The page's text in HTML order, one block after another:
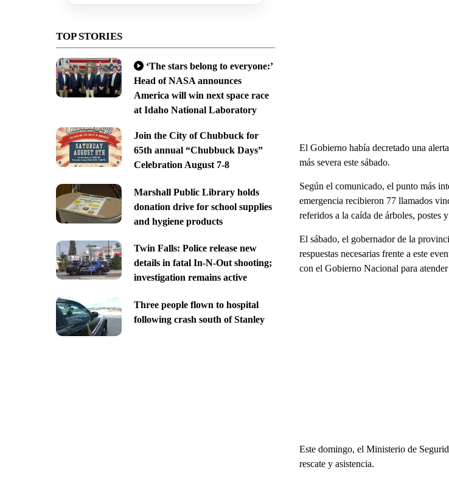
TOP STORIES
‘The stars belong to everyone:’
Head of NASA announces
America will win next space race
at Idaho National Laboratory
Join the City of Chubbuck for
65th annual “Chubbuck Days”
Celebration August 7-8
Marshall Public Library holds
donation drive for school supplies
and hygiene products
Twin Falls: Police release new
details in fatal In-N-Out shooting;
investigation remains active
Three people flown to hospital
following crash south of Stanley
El Gobierno había decretado una
más severa este sábado.
Según el comunicado, el punto más
emergencia recibieron 77 llamados
referidos a la caída de árboles, postes
El sábado, el gobernador de la
respuestas necesarias frente a este
con el Gobierno Nacional para
Este domingo, el Ministerio de
rescate y asistencia.